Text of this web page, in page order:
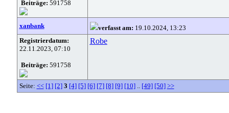
Beiträge: 591758
xanbank verfasst am: 19.10.2024, 13:23
Registrierdatum:
22.11.2023, 07:10
Beiträge: 591758
Robe
Seite: << [1] [2] 3 [4] [5] [6] [7] [8] [9] [10].. [49] [50] >>